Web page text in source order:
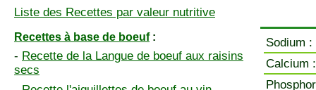
Liste des Recettes par valeur nutritive
Recettes à base de boeuf:
- Recette de la Langue de boeuf aux raisins
secs
Sodium :
Calcium :